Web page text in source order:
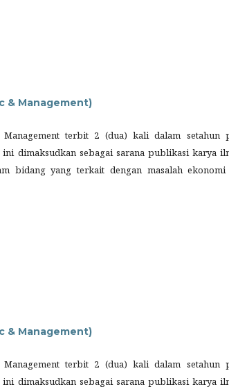
& Management)
terbit 2 (dua) kali dalam setahun
dimaksudkan sebagai sarana publikasi karya
bidang yang terkait dengan masalah ekonomi
& Management)
terbit 2 (dua) kali dalam setahun
dimaksudkan sebagai sarana publikasi karya